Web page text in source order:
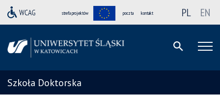
strefa projektów poczta kontakt PL EN
Szkoła Doktorska